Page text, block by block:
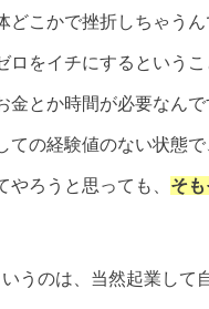
こかで挫折しちゃうん
をイチにするという
とか時間が必要なんで
の経験値のない状態
ろうと思っても、 そ
うのは、当然起業し